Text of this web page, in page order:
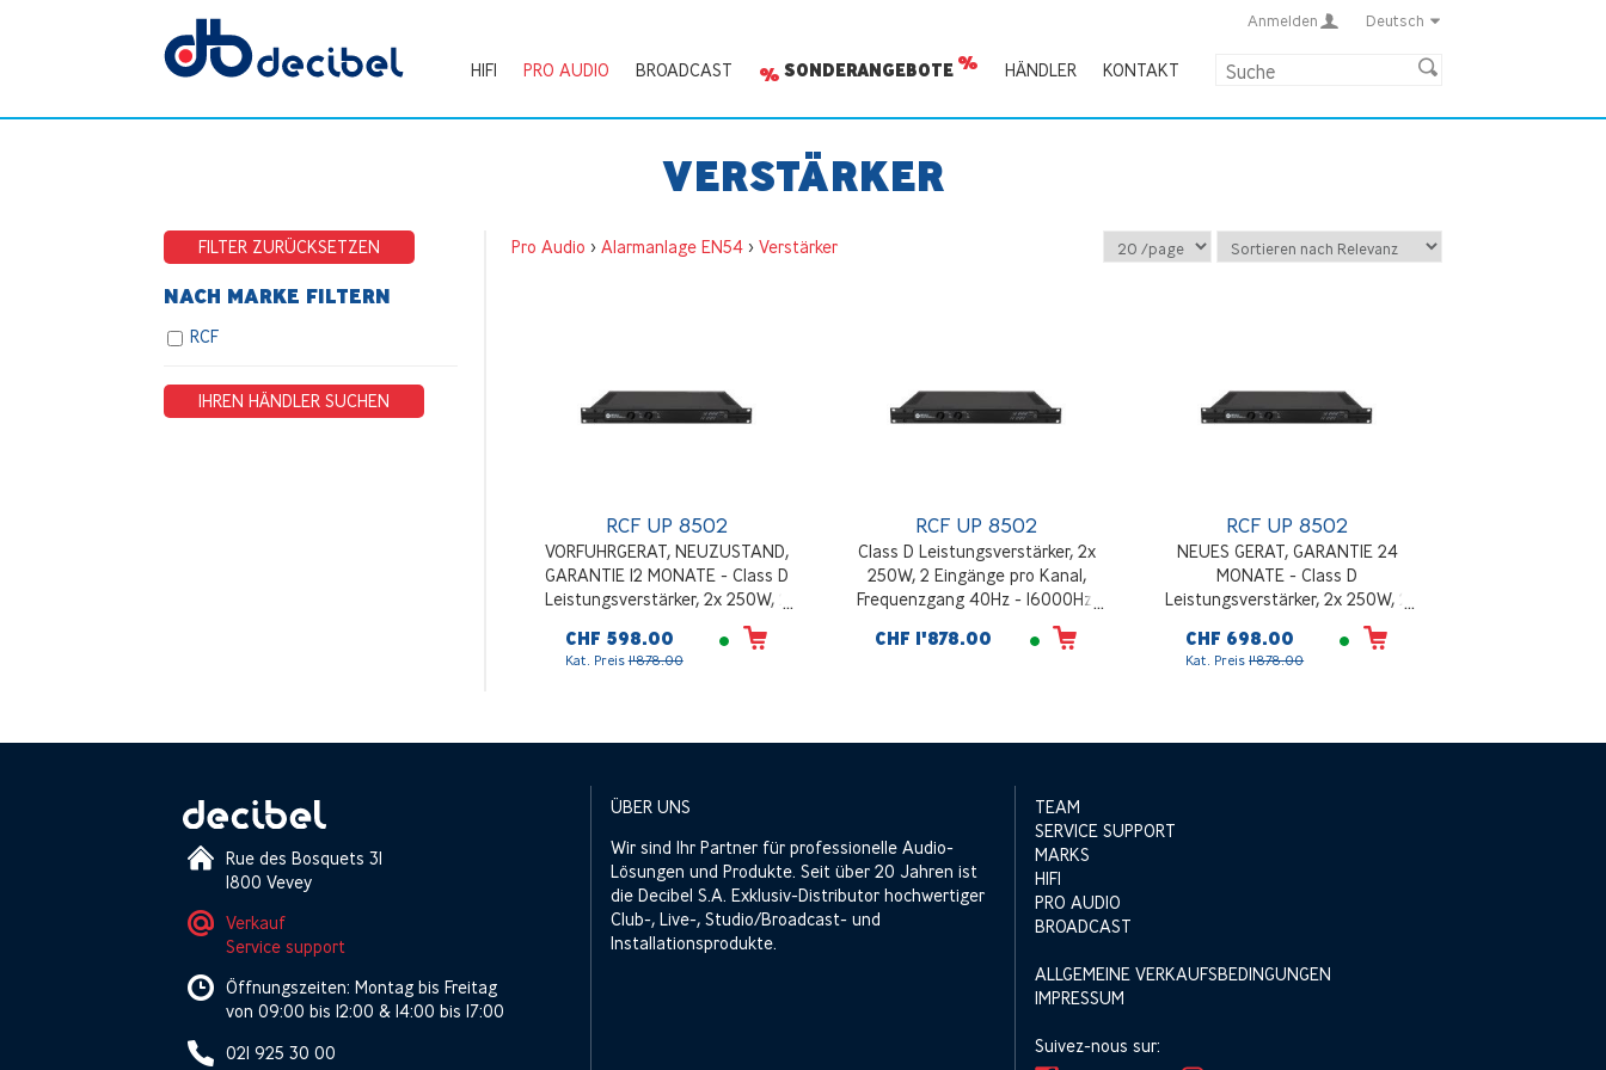
Anmelden Deutsch
HIFI PRO AUDIO BROADCAST SONDERANGEBOTE HÄNDLER KONTAKT
VERSTÄRKER
FILTER ZURÜCKSETZEN
NACH MARKE FILTERN
RCF
IHREN HÄNDLER SUCHEN
Pro Audio > Alarmanlage EN54> Verstärker
RCF UP 8502
VORFUHRGERAT, NEUZUSTAND,
GARANTIE 12 MONATE - Class D
Leistungsverstärker, 2x 250W, 2
Eingänge pro Kanal, Frequenzgang
40Hz - 16000Hz, Wechsel- und
Gleichstromversorgung, schwarz
CHF 598.00
Kat. Preis1'878.00
RCF UP 8502
Class D Leistungsverstärker, 2x
250W, 2 Eingänge pro Kanal,
Frequenzgang 40Hz - 16000Hz,
Gleichstromversorgung, schwarz
CHF 1'878.00
RCF UP 8502
NEUES GERAT, GARANTIE 24
MONATE - Class D
Leistungsverstärker, 2x 250W, 2
Eingänge pro Kanal, Frequenzgang
40Hz - 16000Hz, Wechsel- und
Gleichstromversorgung, schwarz
CHF 698.00
Kat. Preis1'878.00
Rue des Bosquets 31
1800 Vevey
Verkauf
Service support
Öffnungszeiten: Montag bis Freitag
von 09:00 bis 12:00 & 14:00 bis 17:00
021 925 30 00
ÜBER UNS
Wir sind Ihr Partner für professionelle Audio-
Lösungen und Produkte. Seit über 20 Jahren ist
die Decibel S.A. Exklusiv-Distributor hochwertiger
Club-, Live-, Studio/Broadcast- und
Installationsprodukte.
TEAM
SERVICE SUPPORT
MARKS
HIFI
PRO AUDIO
BROADCAST
ALLGEMEINE VERKAUFSBEDINGUNGEN
IMPRESSUM
Suivez-nous sur: